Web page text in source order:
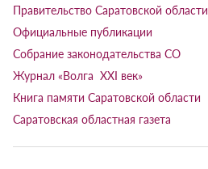
Правительство Саратовской области
Официальные публикации
Собрание законодательства СО
Журнал «Волга XXI век»
Книга памяти Саратовской области
Саратовская областная газета